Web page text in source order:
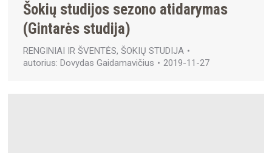
Šokių studijos sezono atidarymas
(Gintarės studija)
RENGINIAI IR ŠVENTĖS, ŠOKIŲ STUDIJA
autorius: Dovydas Gaidamavičius 2019-11-27